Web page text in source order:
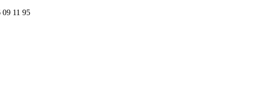
09 11 95